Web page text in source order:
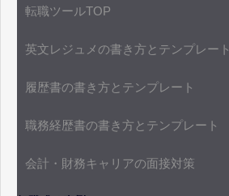
転職ツールTOP
英文レジュメの書き方とテンプレート
履歴書の書き方とテンプレート
職務経歴書の書き方とテンプレート
会計・財務キャリアの面接対策